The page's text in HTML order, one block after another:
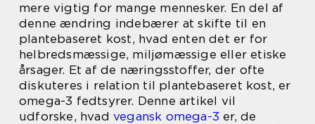
mere vigtig for mange mennesker. En del af
denne ændring indebærer at skifte til en
plantebaseret kost, hvad enten det er for
helbredsmæssige, miljømæssige eller etiske
årsager. Et af de næringsstoffer, der ofte
diskuteres i relation til plantebaseret kost, er
omega-3 fedtsyrer. Denne artikel vil
udforske, hvad vegansk omega-3 er, de